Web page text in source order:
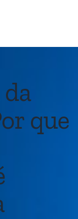
que